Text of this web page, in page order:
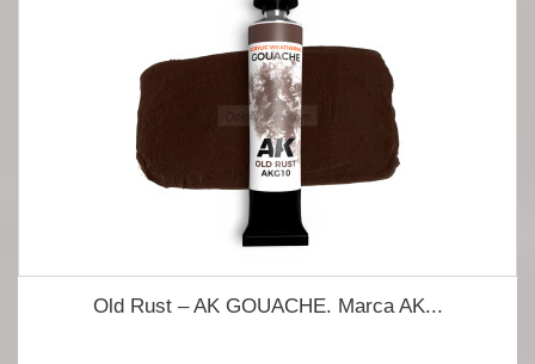
Old Rust – AK GOUACHE. Marca AK...